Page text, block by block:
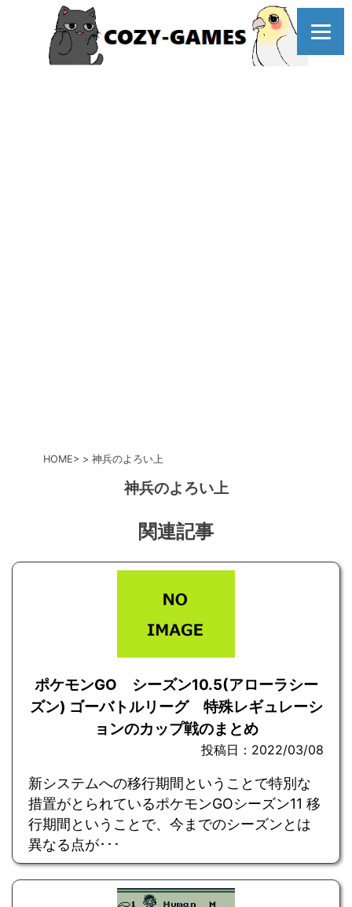
HOME 神兵のよろい上
神兵のよろい上
関連記事
ポケモンGO シーズン10.5(アローラシー
ズン) ゴーバトルリーグ 特殊レギュレーシ
ョンのカップ戦のまとめ
投稿日：2022/03/08
新システムへの移行期間ということで特別な
措置がとられているポケモンGOシーズン11 移
行期間ということで、今までのシーズンとは
異なる点が･･･